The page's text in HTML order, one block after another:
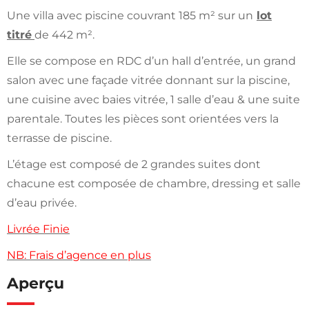
Une villa avec piscine couvrant 185 m² sur un lot
titré de 442 m².
Elle se compose en RDC d’un hall d’entrée, un grand
salon avec une façade vitrée donnant sur la piscine,
une cuisine avec baies vitrée, 1 salle d’eau & une suite
parentale. Toutes les pièces sont orientées vers la
terrasse de piscine.
L’étage est composé de 2 grandes suites dont
chacune est composée de chambre, dressing et salle
d’eau privée.
Livrée Finie
NB: Frais d’agence en plus
Aperçu